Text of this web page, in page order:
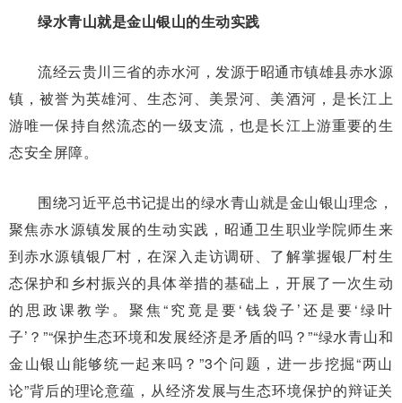
绿水青山就是金山银山的生动实践
流经云贵川三省的赤水河，发源于昭通市镇雄县赤水源
镇，被誉为英雄河、生态河、美景河、美酒河，是长江上
游唯一保持自然流态的一级支流，也是长江上游重要的生
态安全屏障。
围绕习近平总书记提出的绿水青山就是金山银山理念，
聚焦赤水源镇发展的生动实践，昭通卫生职业学院师生来
到赤水源镇银厂村，在深入走访调研、了解掌握银厂村生
态保护和乡村振兴的具体举措的基础上，开展了一次生动
的思政课教学。聚焦“究竟是要‘钱袋子’还是要‘绿叶
子’？”“保护生态环境和发展经济是矛盾的吗？”“绿水青山和
金山银山能够统一起来吗？”3个问题，进一步挖掘“两山
论”背后的理论意蕴，从经济发展与生态环境保护的辩证关